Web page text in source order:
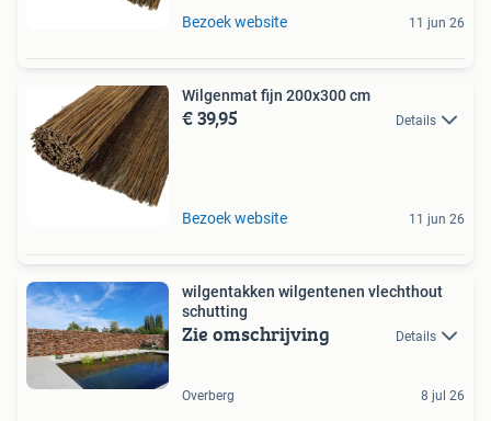
Bezoek website 11 jun 26
Wilgenmat fijn 200x300 cm
€ 39,95 Details
Bezoek website 11 jun 26
wilgentakken wilgentenen vlechthout
schutting
Zie omschrijving Details
Overberg 8 jul 26